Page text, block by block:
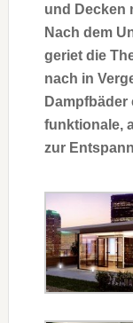
und Decken
Nach dem
geriet die
nach in
funktionale,
zur